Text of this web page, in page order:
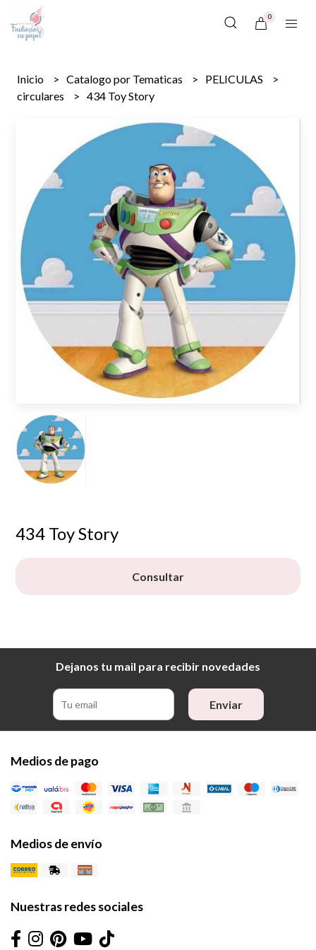
0
Inicio Catalogo por Tematicas
PELICULAS
circulares
434 Toy Story
434 Toy Story
Consultar
Dejanos tu mail para recibir novedades
Enviar
Medios de pago
Medios de envío
Nuestras redes sociales